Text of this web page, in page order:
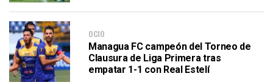
OCIO
Managua FC campeón del Torneo de
Clausura de Liga Primera tras
empatar 1-1 con Real Estelí